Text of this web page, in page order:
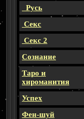
Русь
Секс
Секс 2
Сознание
Таро и
хироманития
Успех
Фен-шуй